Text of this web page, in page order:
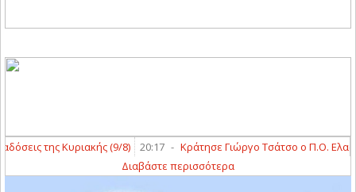
της Κυριακής (9/8) 20:17 - Κράτησε Γιώργο Τσάτσο ο Π.Ο.
Διαβάστε περισσότερα